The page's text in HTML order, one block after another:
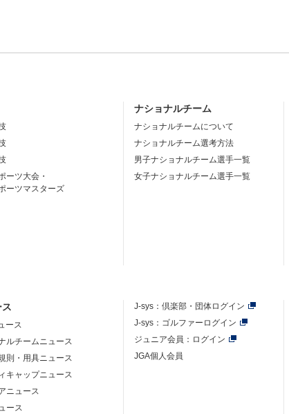
ーツ大会・
ーツマスターズ
ナショナルチーム
ナショナルチームについて
ナショナルチーム選考方法
男子ナショナルチーム選手一覧
女子ナショナルチーム選手一覧
ース
ルチームニュース
則・用具ニュース
キャップニュース
ニュース
ース
J-sys： 倶楽部・団体ログイン
J-sys：ゴルファーログイン
ジュニア会員：ログイン
JGA個人会員